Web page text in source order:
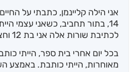
אני הילה קליינמן, כתבתי על
לכתיבת שורות אלה אני בת 12 וחצי.
בכל יום אחרי בית ספר, הייתי
מאוחרות, הייתי כותבת. באמצע